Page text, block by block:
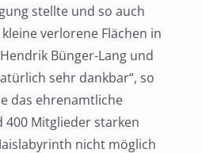
stellte und so auch
verlorene Flächen in
Bünger-Lang und
sehr dankbar“, so
das ehrenamtliche
400 Mitglieder starken
nicht möglich